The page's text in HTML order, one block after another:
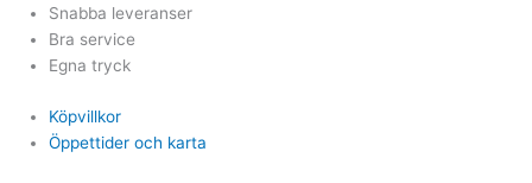
Hoppa
innehåll
Snabba leveranser
Bra service
Egna tryck
Köpvillkor
Öppettider och karta
Products
search
Products
search